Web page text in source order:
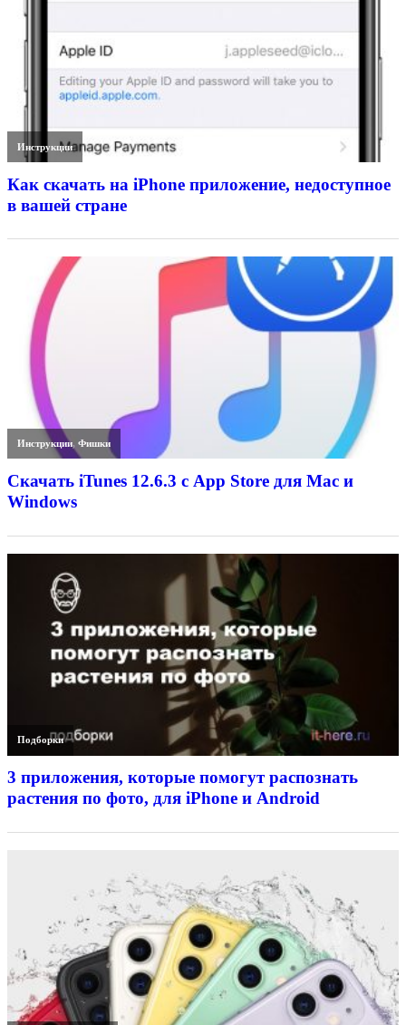
Инструкции
Как скачать на iPhone приложение, недоступное
в вашей стране
Инструкции,Фишки
Скачать iTunes 12.6.3 с App Store для Mac и
Windows
Подборки
3 приложения, которые помогут распознать
растения по фото, для iPhone и Android